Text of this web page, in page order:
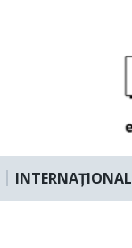
INTERNAȚIONAL